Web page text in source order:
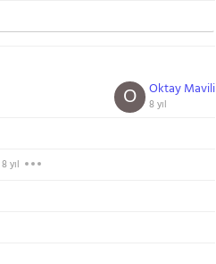
Oktay Mavili
8 yıl
O
8 yıl